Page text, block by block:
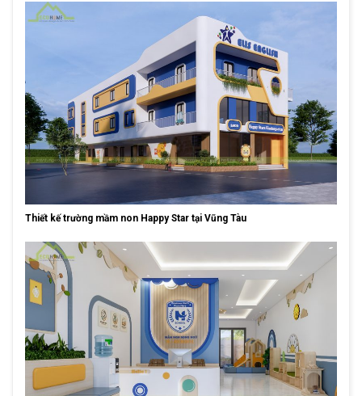
Thiết kế trường mầm non Happy Star tại Vũng Tàu